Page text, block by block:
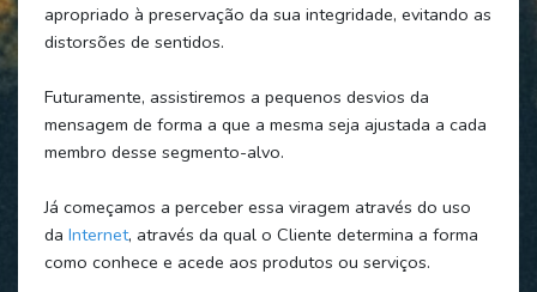
apropriado à preservação da sua integridade, evitando as
distorsões de sentidos.
Futuramente, assistiremos a pequenos desvios da
mensagem de forma a que a mesma seja ajustada a cada
membro desse segmento-alvo.
Já começamos a perceber essa viragem através do uso
da Internet, através da qual o Cliente determina a forma
como conhece e acede aos produtos ou serviços.